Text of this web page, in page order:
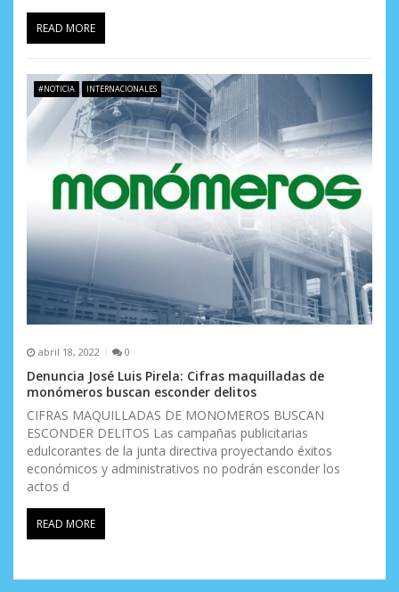
READ MORE
#NOTICIA INTERNACIONALES
abril 18, 2022 0
Denuncia José Luis Pirela: Cifras maquilladas de
monómeros buscan esconder delitos
CIFRAS MAQUILLADAS DE MONOMEROS BUSCAN
ESCONDER DELITOS Las campañas publicitarias
edulcorantes de la junta directiva proyectando éxitos
económicos y administrativos no podrán esconder los
actos d
READ MORE